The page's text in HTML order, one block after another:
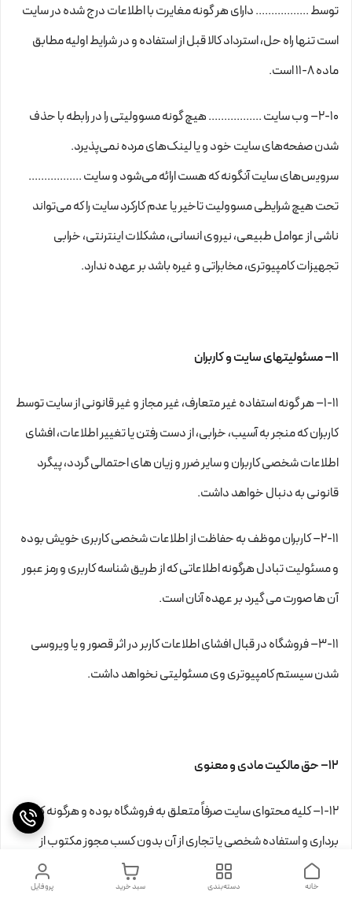
توسط ................. دارای هر گونه مغایرت با اطلاعات درج شده در سایت
است تنها راه حل، استرداد کالا قبل از استفاده و در شرایط اولیه مطابق
ماده ۸-۱۱ است.
۲-۱۰– وب ‏‌سایت ................. هیچ گونه مسوولیتی را در رابطه با حذف
شدن صفحه‏‌های سایت خود و یا لینک‏‌های مرده نمی‌‏پذیرد.
سروﻳس‌‏های سایت آن‏گونه که هست ارائه می‏‌شود و سایت .................
تحت هیچ شرایطی مسوولیت تاخیر یا عدم کارکرد سایت را که می‌تواند
ناشى از عوامل طبیعى، نیروى انسانی، مشکلات اینترنتى، خرابی
تجهیزات کامپیوترى، مخابراتى و غیره باشد بر عهده ندارد.
۱۱– مسئولیتهای سایت و کاربران
۱-۱۱– هر گونه استفاده غیر متعارف، غیر مجاز و غیر قانونی از سایت توسط
کاربران که منجر به آسیب، خرابی، از دست رفتن یا تغییر اطلاعات، افشای
اطلاعات شخصی کاربران و سایر ضرر و زیان های احتمالی گردد، پیگرد
قانونی به دنبال خواهد داشت.
۲-۱۱– کاربران موظف به حفاظت از اطلاعات شخصی کاربری خویش بوده
و مسئولیت تبادل هرگونه اطلاعاتی که از طریق شناسه کاربری و رمز عبور
آن ها صورت می گیرد بر عهده آنان است.
۳-۱۱– فروشگاه در قبال افشای اطلاعات کاربر در اثر قصور و یا ویروسی
شدن سیستم کامپیوتری وی مسئولیتی نخواهد داشت.
۱۲– حق مالکیت مادی و معنوی
۱-۱۲– کلیه محتوای سایت صرفاً متعلق به فروشگاه بوده و هرگونه کپی
برداری و استفاده شخصی یا تجاری از آن بدون کسب مجوز مکتوب از
فروشگاه .................، غیر مجاز و پیگرد قانونی به همراه خواهد داشت.
پروفایل سبد خرید دسته‌بندی خانه